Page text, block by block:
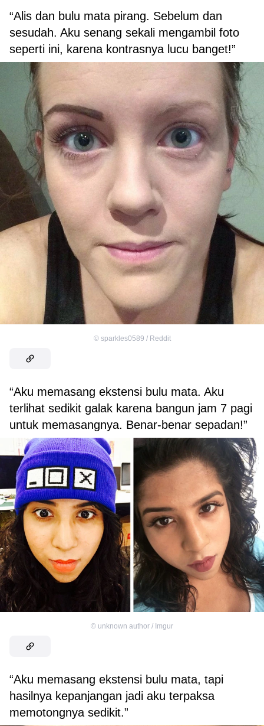
“Alis dan bulu mata pirang. Sebelum dan
sesudah. Aku senang sekali mengambil foto
seperti ini, karena kontrasnya lucu banget!”
© sparkles0589 / Reddit
“Aku memasang ekstensi bulu mata. Aku
terlihat sedikit galak karena bangun jam 7 pagi
untuk memasangnya. Benar-benar sepadan!”
© unknown author / Imgur
“Aku memasang ekstensi bulu mata, tapi
hasilnya kepanjangan jadi aku terpaksa
memotongnya sedikit.”